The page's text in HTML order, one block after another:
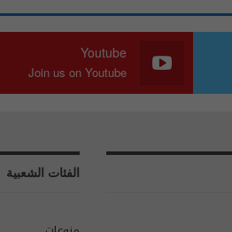
Youtube
Join us on Youtube
الفئات الشعبية